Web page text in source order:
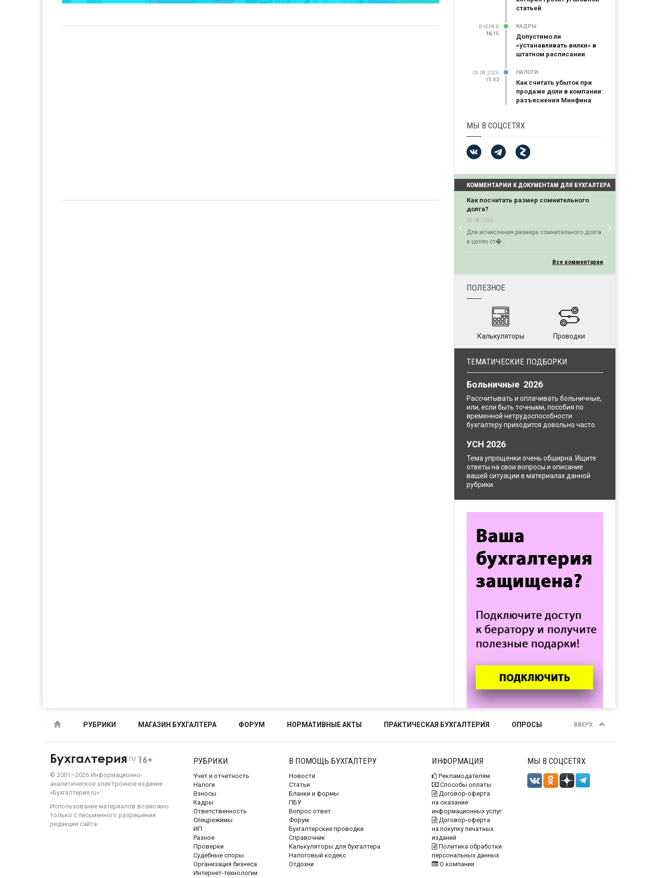
статьей
ВЧЕРА В
16:15
16:15
КАДРЫ
Допустимо ли
«устанавливать вилки» в
штатном расписании
03.08.2026
15:02
НАЛОГИ
Как считать убыток при
продаже доли в компании:
разъяснения Минфина
МЫ В СОЦСЕТЯХ
КОММЕНТАРИИ К ДОКУМЕНТАМ ДЛЯ БУХГАЛТЕРА
Как посчитать размер сомнительного
долга?
03.08.2026
Для исчисления размера сомнительного долга
в целях ст�...
‹Previous ›Next
Все комментарии
ПОЛЕЗНОЕ
Калькуляторы Проводки
ТЕМАТИЧЕСКИЕ ПОДБОРКИ
Больничные 2026
Рассчитывать и оплачивать больничные,
или, если быть точными, пособия по
временной нетрудоспособности
бухгалтеру приходится довольно часто.
УСН 2026
Тема упрощенки очень обширна. Ищите
ответы на свои вопросы и описание
вашей ситуации в материалах данной
рубрики.
РУБРИКИ МАГАЗИН БУХГАЛТЕРА ФОРУМ НОРМАТИВНЫЕ АКТЫ ПРАКТИЧЕСКАЯ БУХГАЛТЕРИЯ ОПРОСЫ ВВЕРХ
Бухгалтерия ru 16+
© 2001—2026 Информационно-
аналитическое электронное издание
«Бухгалтерия.ru»
Использование материалов возможно
только с письменного разрешения
редакции сайта
РУБРИКИ
Учет и отчетность
Налоги
Взносы
Кадры
Ответственность
Спецрежимы
ИП
Разное
Проверки
Судебные споры
Организация бизнеса
Интернет-технологии
В ПОМОЩЬ БУХГАЛТЕРУ
Новости
Статьи
Бланки и формы
ПБУ
Вопрос ответ
Форум
Бухгалтерские проводки
Справочник
Калькуляторы для бухгалтера
Налоговый кодекс
Отдохни
ИНФОРМАЦИЯ
Рекламодателям
Способы оплаты
Договор-оферта
на оказание
информационных услуг
Договор-оферта
на покупку печатных
изданий
Политика обработки
персональных данных
О компании
МЫ В СОЦСЕТЯХ